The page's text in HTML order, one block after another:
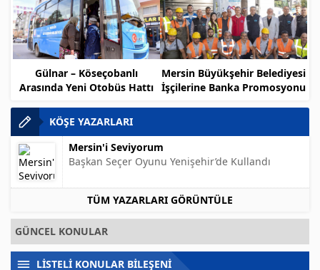
Gülnar – Köseçobanlı
Arasında Yeni Otobüs Hattı
Mersin Büyükşehir Belediyesi
İşçilerine Banka Promosyonu
KÖŞE YAZARLARI
Mersin'i Seviyorum
Başkan Seçer Oyunu Yenişehir’de Kullandı
TÜM YAZARLARI GÖRÜNTÜLE
GÜNCEL KONULAR
LİSTELİ KONULAR BİLEŞENİ